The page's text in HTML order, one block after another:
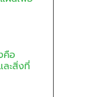
คือ
ะสิ่งที่